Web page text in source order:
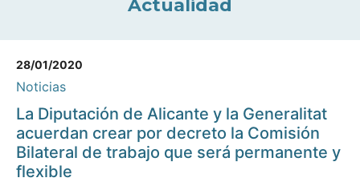
Actualidad
28/01/2020
Noticias
La Diputación de Alicante y la Generalitat
acuerdan crear por decreto la Comisión
Bilateral de trabajo que será permanente y
flexible